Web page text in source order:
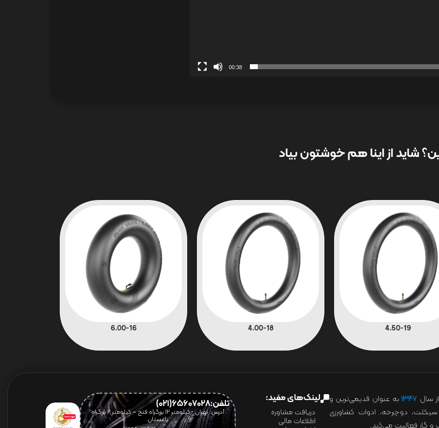
00:38
شاید از اینا هم خوشتون بیاد
4.50-19
4.00-18
6.00-16
از سال ۱۳۴۷ به عنوان قدیمی‌ترین و
سیکلت، دوچرخه، ادوات کشاورزی
لینک‌های مفید:
دریافت مشاوره
اطلاعات مالی
تلفن:65607028(021)
آدرس: تهران -کیلومتر 12 بزرگراه فتح – کیلومتر ۲ بزرگراه
باغستان